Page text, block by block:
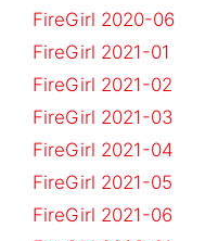
FireGirl 2020-06
FireGirl 2021-01
FireGirl 2021-02
FireGirl 2021-03
FireGirl 2021-04
FireGirl 2021-05
FireGirl 2021-06